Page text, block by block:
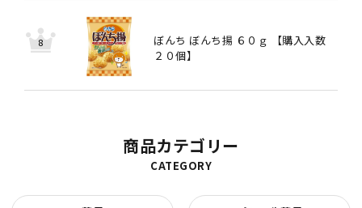
ぼんち ぼんち揚 ６０ｇ 【購入入数
２０個】
商品カテゴリー
CATEGORY